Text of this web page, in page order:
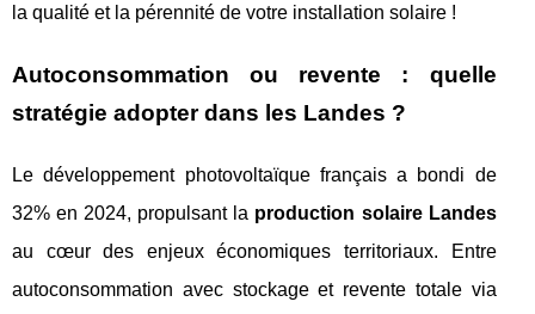
la qualité et la pérennité de votre installation solaire !
Autoconsommation ou revente : quelle
stratégie adopter dans les Landes ?
Le développement photovoltaïque français a bondi de
32% en 2024, propulsant la production solaire Landes
au cœur des enjeux économiques territoriaux. Entre
autoconsommation avec stockage et revente totale via